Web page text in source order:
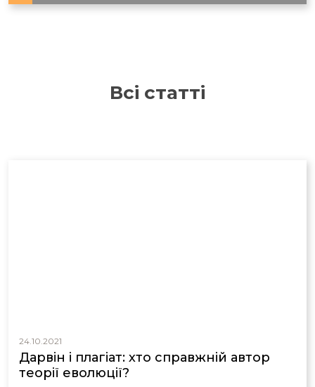
Всі статті
24.10.2021
Дарвін і плагіат: хто справжній автор
теорії еволюції?